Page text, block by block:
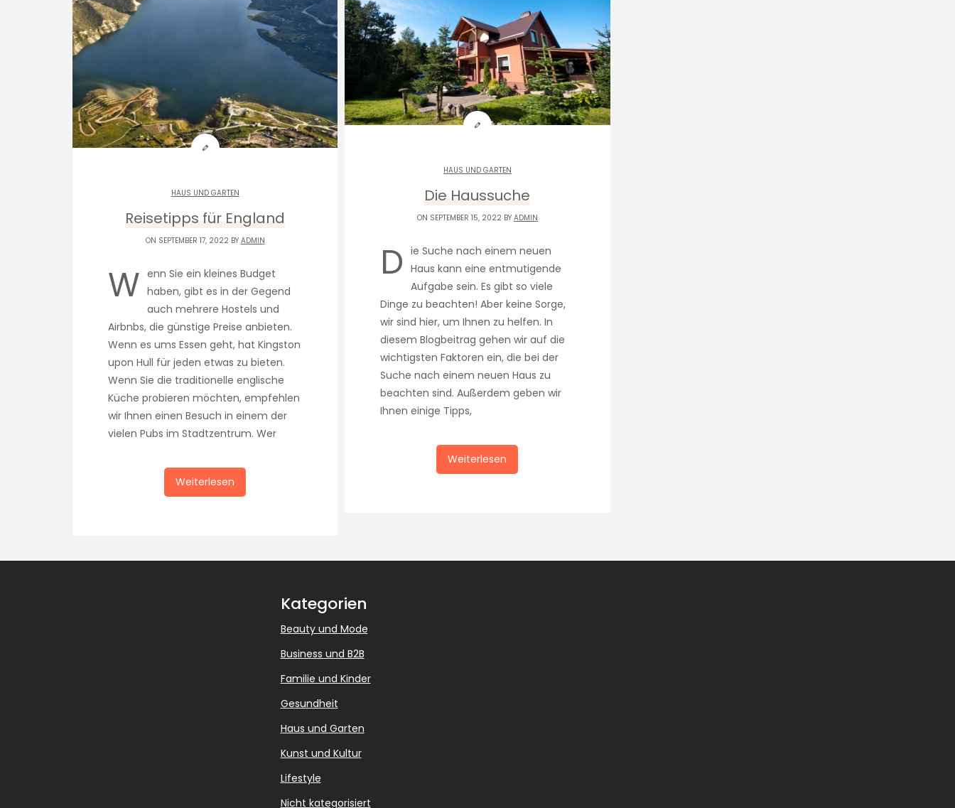
HAUS UND GARTEN
Reisetipps für England
ON SEPTEMBER 17, 2022 BY ADMIN
W enn Sie ein kleines Budget
haben, gibt es in der Gegend
auch mehrere Hostels und
Airbnbs, die günstige Preise anbieten.
Wenn es ums Essen geht, hat Kingston
upon Hull für jeden etwas zu bieten.
Wenn Sie die traditionelle englische
Küche probieren möchten, empfehlen
wir Ihnen einen Besuch in einem der
vielen Pubs im Stadtzentrum. Wer
Weiterlesen
HAUS UND GARTEN
Die Haussuche
ON SEPTEMBER 15, 2022 BY ADMIN
D
ie Suche nach einem neuen
Haus kann eine entmutigende
Aufgabe sein. Es gibt so viele
Dinge zu beachten! Aber keine Sorge,
wir sind hier, um Ihnen zu helfen. In
diesem Blogbeitrag gehen wir auf die
wichtigsten Faktoren ein, die bei der
Suche nach einem neuen Haus zu
beachten sind. Außerdem geben wir
Ihnen einige Tipps,
Weiterlesen
Kategorien
Beauty und Mode
Business und B2B
Familie und Kinder
Gesundheit
Haus und Garten
Kunst und Kultur
Lifestyle
Nicht kategorisiert